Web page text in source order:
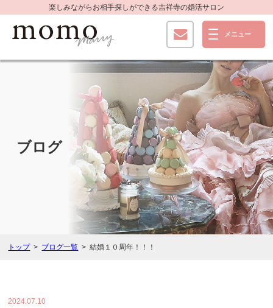
楽しみながらお相手探しができる吉祥寺の婚活サロン
ブログ
トップ ブログ一覧 結婚１０周年！！！
2024.07.10